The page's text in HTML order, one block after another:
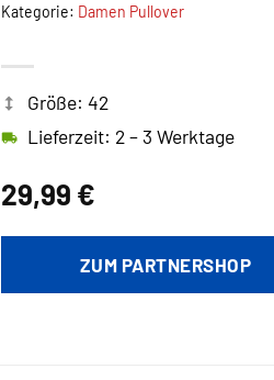
29,99 €
Größe: 42
Lieferzeit: 2 – 3 Werktage
ZUM PARTNERSHOP
Kategorie: Damen Pullover